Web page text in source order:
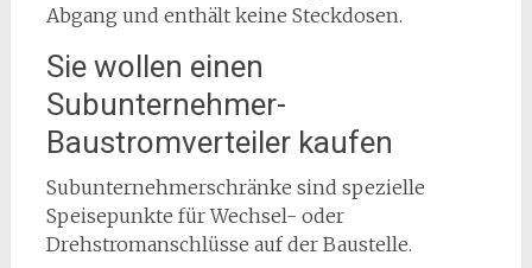
Abgang und enthält keine Steckdosen.
Sie wollen einen
Subunternehmer-
Baustromverteiler kaufen
Subunternehmerschränke sind spezielle
Speisepunkte für Wechsel- oder
Drehstromanschlüsse auf der Baustelle.